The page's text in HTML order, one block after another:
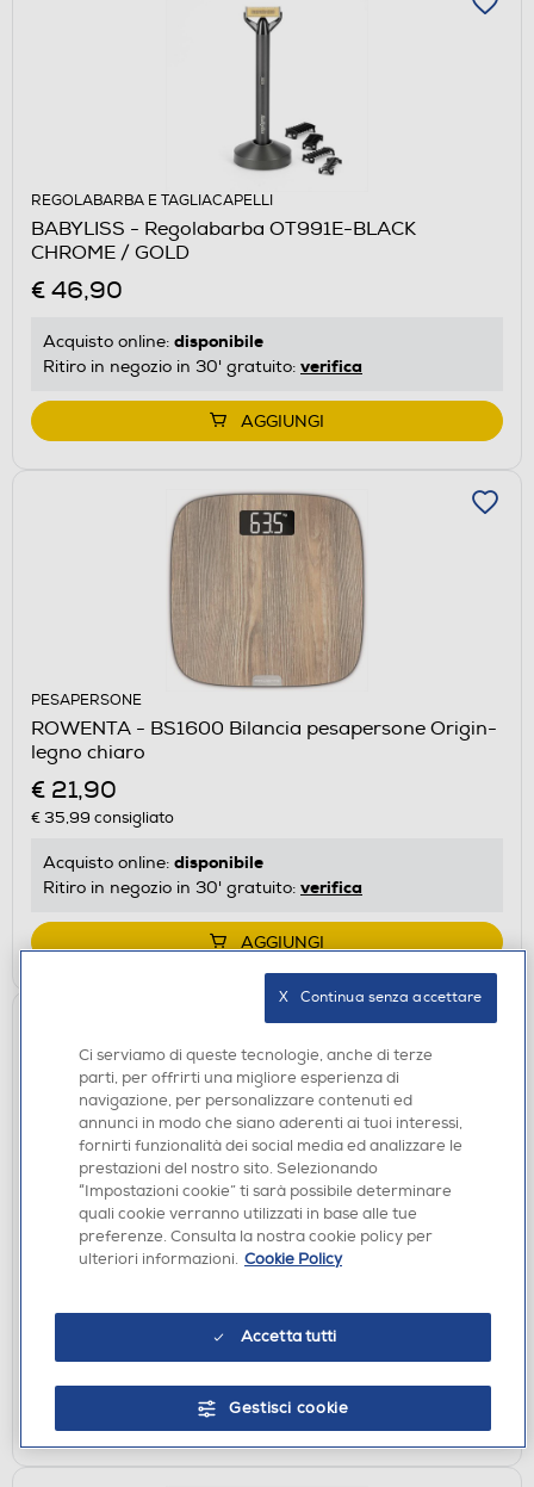
REGOLABARBA E TAGLIACAPELLI
BABYLISS - Regolabarba OT991E-BLACK
CHROME / GOLD
€ 46,90
Acquisto online: disponibile
Ritiro in negozio in 30' gratuito: verifica
AGGIUNGI
PESAPERSONE
ROWENTA - BS1600 Bilancia pesapersone Origin-
legno chiaro
€ 21,90
€ 35,99 consigliato
Acquisto online: disponibile
Ritiro in negozio in 30' gratuito: verifica
AGGIUNGI
SANIFICATORI
T-TEX - GEL IGIENIZZANTE LAVAMANI
disponibile
Ritiro in negozio in 30' gratuito:verifica
AGGIUNGI
Ci serviamo di queste tecnologie, anche di terze
parti, per offrirti una migliore esperienza di
navigazione, per personalizzare contenuti ed
annunci in modo che siano aderenti ai tuoi interessi,
fornirti funzionalità dei social media ed analizzare le
prestazioni del nostro sito. Selezionando
“Impostazioni cookie” ti sarà possibile determinare
quali cookie verranno utilizzati in base alle tue
preferenze. Consulta la nostra cookie policy per
ulteriori informazioni. Cookie Policy
Accetta tutti
Gestisci cookie
X   Continua senza accettare